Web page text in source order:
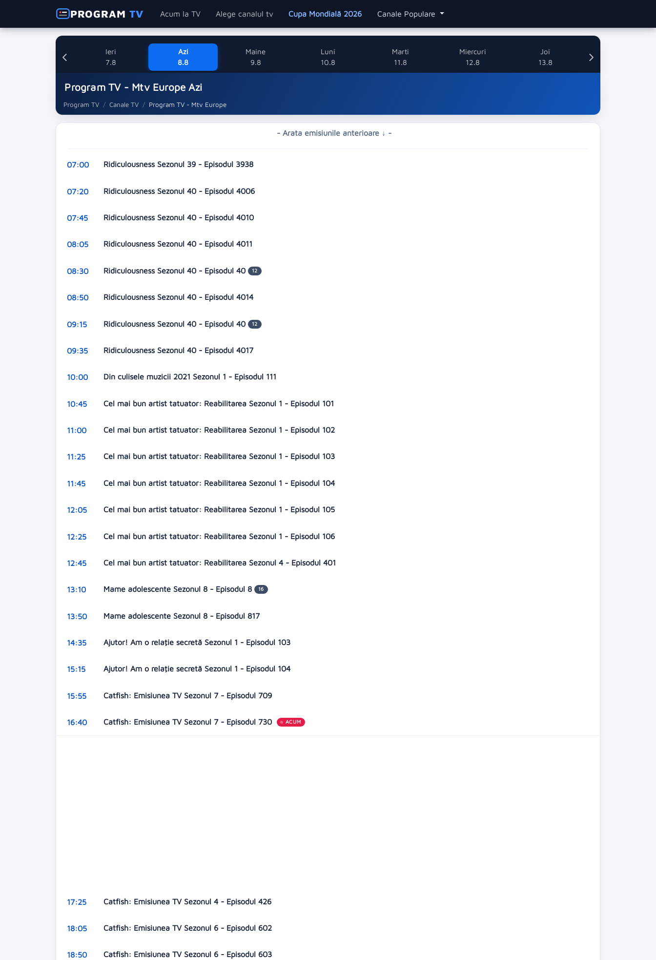
PROGRAMTV Acum la TV Alege canalul tv Cupa Mondială 2026 Canale Populare
Ieri
7.8
Azi
8.8
Maine
9.8
Luni
10.8
Marti
11.8
Miercuri
12.8
Joi
13.8
Program TV - Mtv Europe Azi
Program TV Canale TV Program TV - Mtv Europe
- Arata emisiunile anterioare ↓ -
07:00 Ridiculousness Sezonul 39 - Episodul 3938
07:20 Ridiculousness Sezonul 40 - Episodul 4006
07:45 Ridiculousness Sezonul 40 - Episodul 4010
08:05 Ridiculousness Sezonul 40 - Episodul 4011
08:30 Ridiculousness Sezonul 40 - Episodul 40 12
08:50 Ridiculousness Sezonul 40 - Episodul 4014
09:15 Ridiculousness Sezonul 40 - Episodul 40 12
09:35 Ridiculousness Sezonul 40 - Episodul 4017
10:00 Din culisele muzicii 2021 Sezonul 1 - Episodul 111
10:45 Cel mai bun artist tatuator: Reabilitarea Sezonul 1 - Episodul 101
11:00 Cel mai bun artist tatuator: Reabilitarea Sezonul 1 - Episodul 102
11:25 Cel mai bun artist tatuator: Reabilitarea Sezonul 1 - Episodul 103
11:45 Cel mai bun artist tatuator: Reabilitarea Sezonul 1 - Episodul 104
12:05 Cel mai bun artist tatuator: Reabilitarea Sezonul 1 - Episodul 105
12:25 Cel mai bun artist tatuator: Reabilitarea Sezonul 1 - Episodul 106
12:45 Cel mai bun artist tatuator: Reabilitarea Sezonul 4 - Episodul 401
13:10 Mame adolescente Sezonul 8 - Episodul 8 16
13:50 Mame adolescente Sezonul 8 - Episodul 817
14:35 Ajutor! Am o relaţie secretă Sezonul 1 - Episodul 103
15:15 Ajutor! Am o relaţie secretă Sezonul 1 - Episodul 104
15:55 Catfish: Emisiunea TV Sezonul 7 - Episodul 709
16:40 Catfish: Emisiunea TV Sezonul 7 - Episodul 730 ACUM
17:25 Catfish: Emisiunea TV Sezonul 4 - Episodul 426
18:05 Catfish: Emisiunea TV Sezonul 6 - Episodul 602
18:50 Catfish: Emisiunea TV Sezonul 6 - Episodul 603